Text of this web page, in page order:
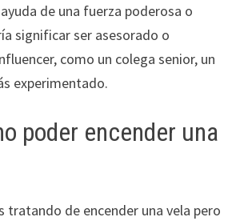
de una fuerza poderosa o
significar ser asesorado o
como un colega senior, un
experimentado.
poder encender una
tratando de encender una vela pero